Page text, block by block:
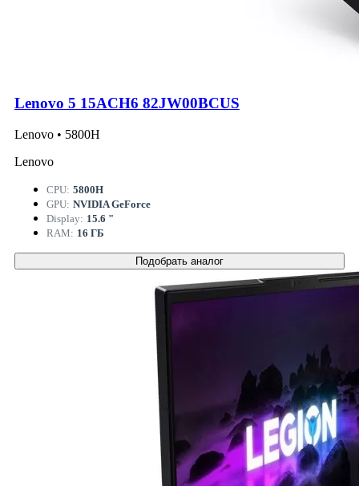
Lenovo 5 15ACH6 82JW00BCUS
Lenovo • 5800H
Lenovo
CPU: 5800H
GPU: NVIDIA GeForce
Display: 15.6 "
RAM: 16 ГБ
Подобрать аналог